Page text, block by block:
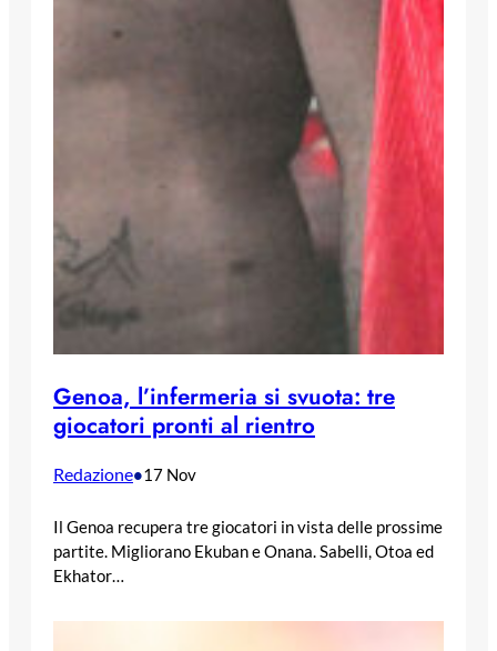
Genoa, l’infermeria si svuota: tre
giocatori pronti al rientro
Redazione•17 Nov
Il Genoa recupera tre giocatori in vista delle prossime
partite. Migliorano Ekuban e Onana. Sabelli, Otoa ed
Ekhator…